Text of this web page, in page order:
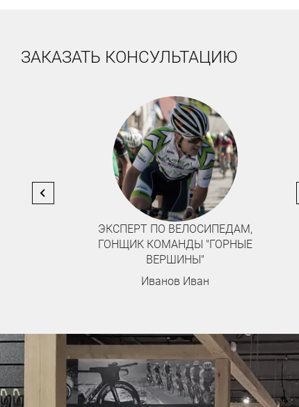
ЗАКАЗАТЬ КОНСУЛЬТАЦИЮ
ВЕЛОСИПЕДИСТ-ЛЮБИТЕЛЬ
Павлошинский Максим